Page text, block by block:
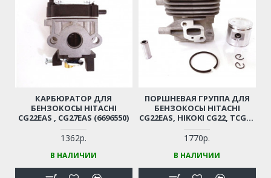
КАРБЮРАТОР ДЛЯ
БЕНЗОКОСЫ HITACHI
CG22EAS , CG27EAS (6696550)
1362р.
В НАЛИЧИИ
ПОРШНЕВАЯ ГРУППА ДЛЯ
БЕНЗОКОСЫ HITACHI
CG22EAS, HIKOKI CG22, TCG22
1770р.
В НАЛИЧИИ